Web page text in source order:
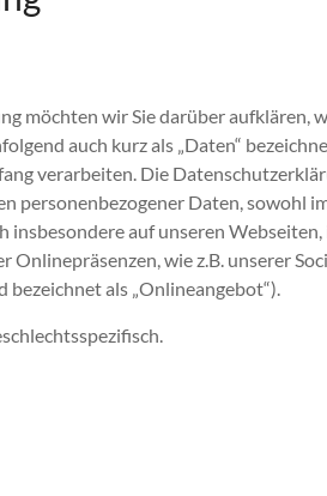
möchten wir Sie darüber aufklären,
auch kurz als „Daten“
verarbeiten. Die
personenbezogener Daten, sowohl
insbesondere auf unseren
wie z.B. unserer
bezeichnet als „Onlineangebot“).